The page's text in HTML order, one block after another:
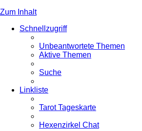
Zum Inhalt
Schnellzugriff
Unbeantwortete Themen
Aktive Themen
Suche
Linkliste
Tarot Tageskarte
Hexenzirkel Chat